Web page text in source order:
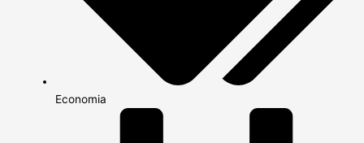
Economia